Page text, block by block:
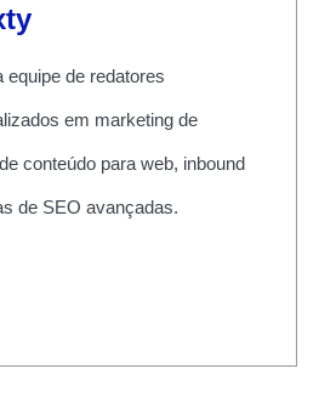
equipe de redatores
em marketing de
conteúdo para web, inbound
de SEO avançadas.